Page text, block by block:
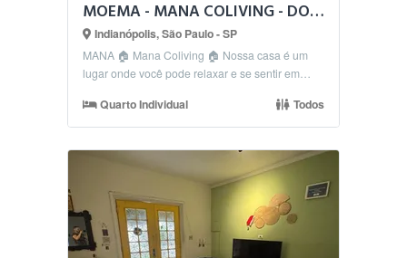
MOEMA - MANA COLIVING - DO LADO DO METRO
Indianópolis, São Paulo - SP
MANA 🏠 Mana Coliving 🏠 Nossa casa é um
lugar onde você pode relaxar e se sentir em
Quarto Individual Todos